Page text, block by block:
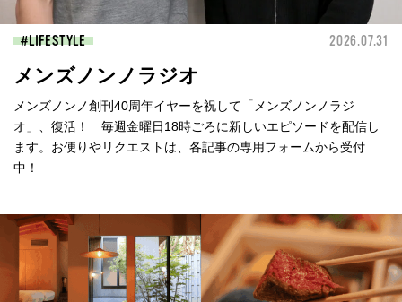
LIFESTYLE 2026.07.31
メンズノンノラジオ
メンズノンノ創刊40周年イヤーを祝して「メンズノンノラジ
オ」、復活！ 毎週金曜日18時ごろに新しいエピソードを配信し
ます。お便りやリクエストは、各記事の専用フォームから受付
中！